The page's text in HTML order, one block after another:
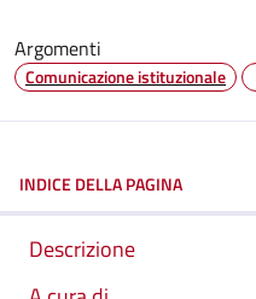
Argomenti
Comunicazione istituzionale
INDICE DELLA PAGINA
Descrizione